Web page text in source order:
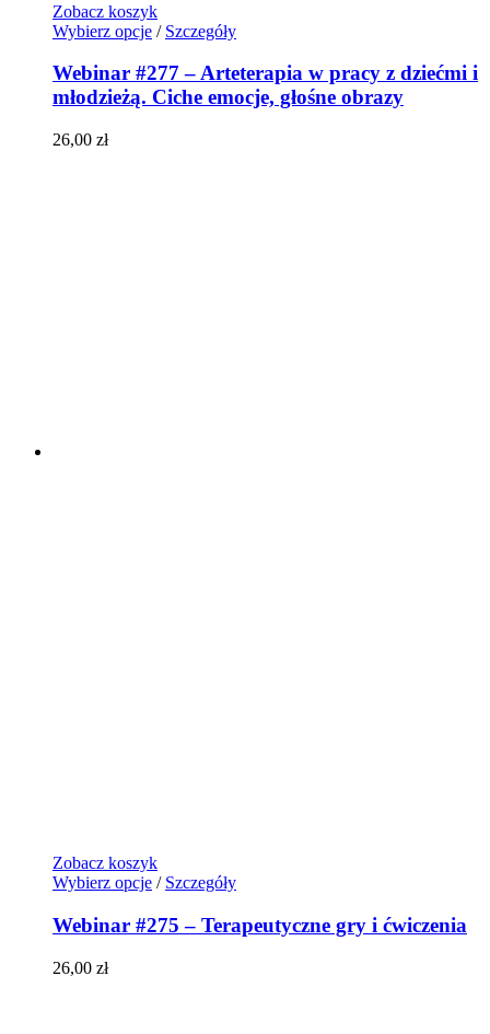
Zobacz koszyk
Wybierz opcje / Szczegóły
Webinar #277 – Arteterapia w pracy z dziećmi i
młodzieżą. Ciche emocje, głośne obrazy
26,00 zł
Zobacz koszyk
Wybierz opcje / Szczegóły
Webinar #275 – Terapeutyczne gry i ćwiczenia
26,00 zł